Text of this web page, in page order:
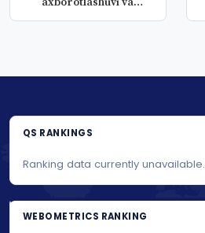
QS RANKINGS
Ranking data currently unavailable.
WEBOMETRICS RANKING